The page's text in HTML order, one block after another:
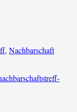
, Nachbarschaft